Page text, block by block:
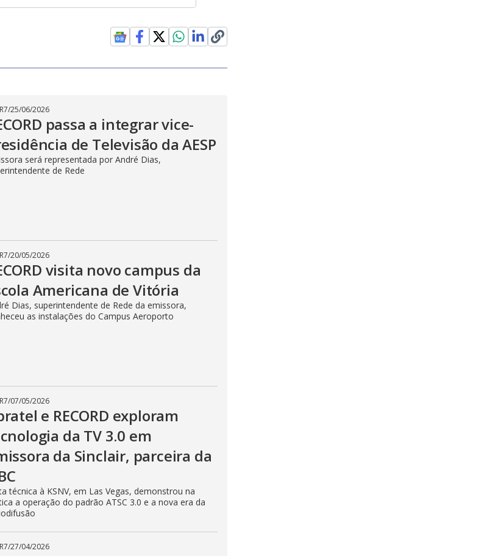
/25/06/2026
passa a integrar vice-
de Televisão da AESP
será representada por André Dias,
de Rede
/20/05/2026
visita novo campus da
Americana de Vitória
Dias, superintendente de Rede da emissora,
as instalações do Campus Aeroporto
/07/05/2026
e RECORD exploram
da TV 3.0 em
da Sinclair, parceira da
técnica à KSNV, em Las Vegas, demonstrou na
a operação do padrão ATSC 3.0 e a nova era da
/27/04/2026